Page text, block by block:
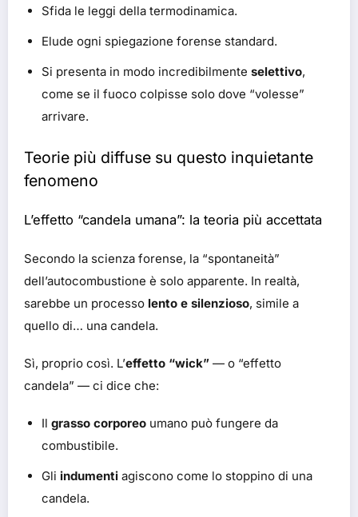
Sfida le leggi della termodinamica.
Elude ogni spiegazione forense standard.
Si presenta in modo incredibilmente selettivo,
come se il fuoco colpisse solo dove “volesse”
arrivare.
Teorie più diffuse su questo inquietante
fenomeno
L’effetto “candela umana”: la teoria più accettata
Secondo la scienza forense, la “spontaneità”
dell’autocombustione è solo apparente. In realtà,
sarebbe un processo lento e silenzioso, simile a
quello di… una candela.
Sì, proprio così. L’effetto “wick” — o “effetto
candela” — ci dice che:
Il grasso corporeo umano può fungere da
combustibile.
Gli indumenti agiscono come lo stoppino di una
candela.